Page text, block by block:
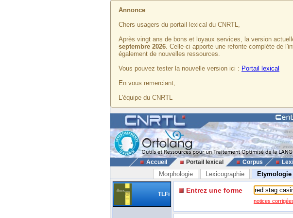
Annonce
Chers usagers du portail lexical du CNRTL,
Après vingt ans de bons et loyaux services, la version
septembre 2026. Celle-ci apporte une refonte complète de
également de nouvelles ressources.
Vous pouvez tester la nouvelle version ici : Portail lexical
En vous remerciant,
L'équipe du CNRTL
Accueil Portail lexical Corpus
Morphologie Lexicographie Etymologie
TLFi Entrez une forme
notices